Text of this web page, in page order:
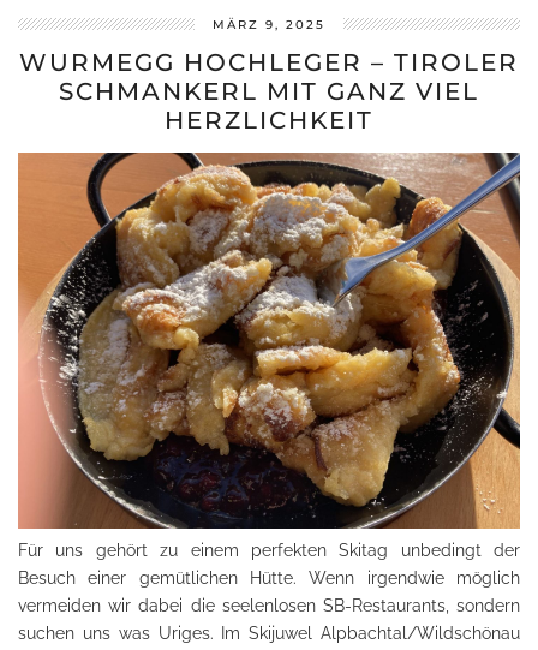
MÄRZ 9, 2025
WURMEGG HOCHLEGER – TIROLER
SCHMANKERL MIT GANZ VIEL
HERZLICHKEIT
Für uns gehört zu einem perfekten Skitag unbedingt der
Besuch einer gemütlichen Hütte. Wenn irgendwie möglich
vermeiden wir dabei die seelenlosen SB-Restaurants, sondern
suchen uns was Uriges. Im Skijuwel Alpbachtal/Wildschönau